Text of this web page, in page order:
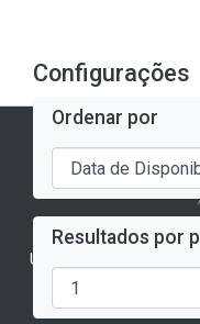
Configurações
Ordenar por
Resultados por
Arandu -
Universidade Federal
CEP: